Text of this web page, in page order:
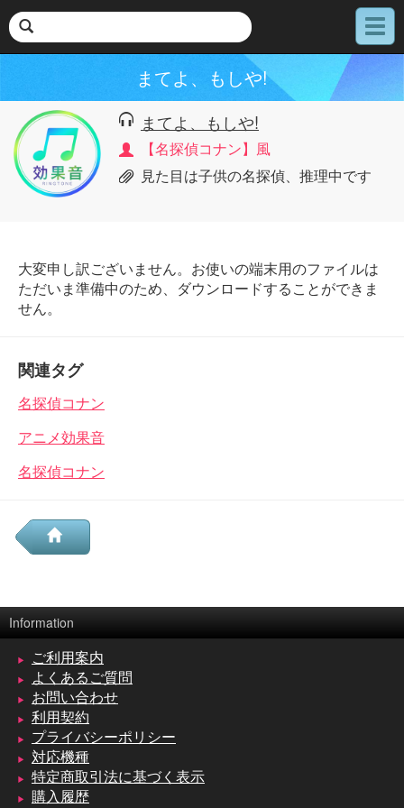
メ
ニ
まてよ、もしや!
まてよ、もしや!
【名探偵コナン】風
見た目は子供の名探偵、推理中です
大変申し訳ございません。お使いの端末用のファイルは
ただいま準備中のため、ダウンロードすることができま
せん。
関連タグ
名探偵コナン
アニメ効果音
名探偵コナン
Information
ご利用案内
よくあるご質問
お問い合わせ
利用契約
プライバシーポリシー
対応機種
特定商取引法に基づく表示
購入履歴